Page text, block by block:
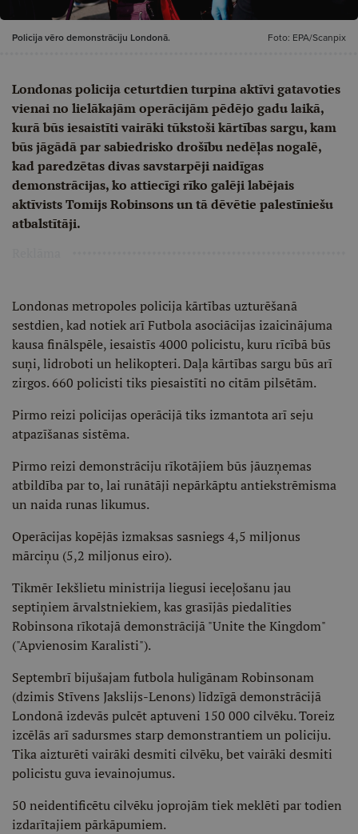
Policija vēro demonstrāciju Londonā. Foto: EPA/Scanpix
Londonas policija ceturtdien turpina aktīvi gatavoties
vienai no lielākajām operācijām pēdējo gadu laikā,
kurā būs iesaistīti vairāki tūkstoši kārtības sargu, kam
būs jāgādā par sabiedrisko drošību nedēļas nogalē,
kad paredzētas divas savstarpēji naidīgas
demonstrācijas, ko attiecīgi rīko galēji labējais
aktīvists Tomijs Robinsons un tā dēvētie palestīniešu
atbalstītāji.
Londonas metropoles policija kārtības uzturēšanā
sestdien, kad notiek arī Futbola asociācijas izaicinājuma
kausa finālspēle, iesaistīs 4000 policistu, kuru rīcībā būs
suņi, lidroboti un helikopteri. Daļa kārtības sargu būs arī
zirgos. 660 policisti tiks piesaistīti no citām pilsētām.
Pirmo reizi policijas operācijā tiks izmantota arī seju
atpazīšanas sistēma.
Pirmo reizi demonstrāciju rīkotājiem būs jāuzņemas
atbildība par to, lai runātāji nepārkāptu antiekstrēmisma
un naida runas likumus.
Operācijas kopējās izmaksas sasniegs 4,5 miljonus
mārciņu (5,2 miljonus eiro).
Tikmēr Iekšlietu ministrija liegusi ieceļošanu jau
septiņiem ārvalstniekiem, kas grasījās piedalīties
Robinsona rīkotajā demonstrācijā "Unite the Kingdom"
("Apvienosim Karalisti").
Septembrī bijušajam futbola huligānam Robinsonam
(dzimis Stīvens Jakslijs-Lenons) līdzīgā demonstrācijā
Londonā izdevās pulcēt aptuveni 150 000 cilvēku. Toreiz
izcēlās arī sadursmes starp demonstrantiem un policiju.
Tika aizturēti vairāki desmiti cilvēku, bet vairāki desmiti
policistu guva ievainojumus.
50 neidentificētu cilvēku joprojām tiek meklēti par todien
izdarītajiem pārkāpumiem.